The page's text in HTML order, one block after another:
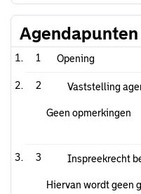
Agendapunten
1 Opening
2 Vaststelling
Geen opmerkingen
3 Inspreekrecht
Hiervan wordt geen